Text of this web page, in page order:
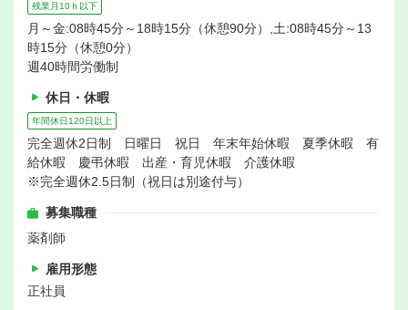
残業月10ｈ以下
月～金:08時45分～18時15分（休憩90分）,土:08時45分～13
時15分（休憩0分）
週40時間労働制
休日・休暇
年間休日120日以上
完全週休2日制 日曜日 祝日 年末年始休暇 夏季休暇 有
給休暇 慶弔休暇 出産・育児休暇 介護休暇
※完全週休2.5日制（祝日は別途付与）
募集職種
薬剤師
雇用形態
正社員